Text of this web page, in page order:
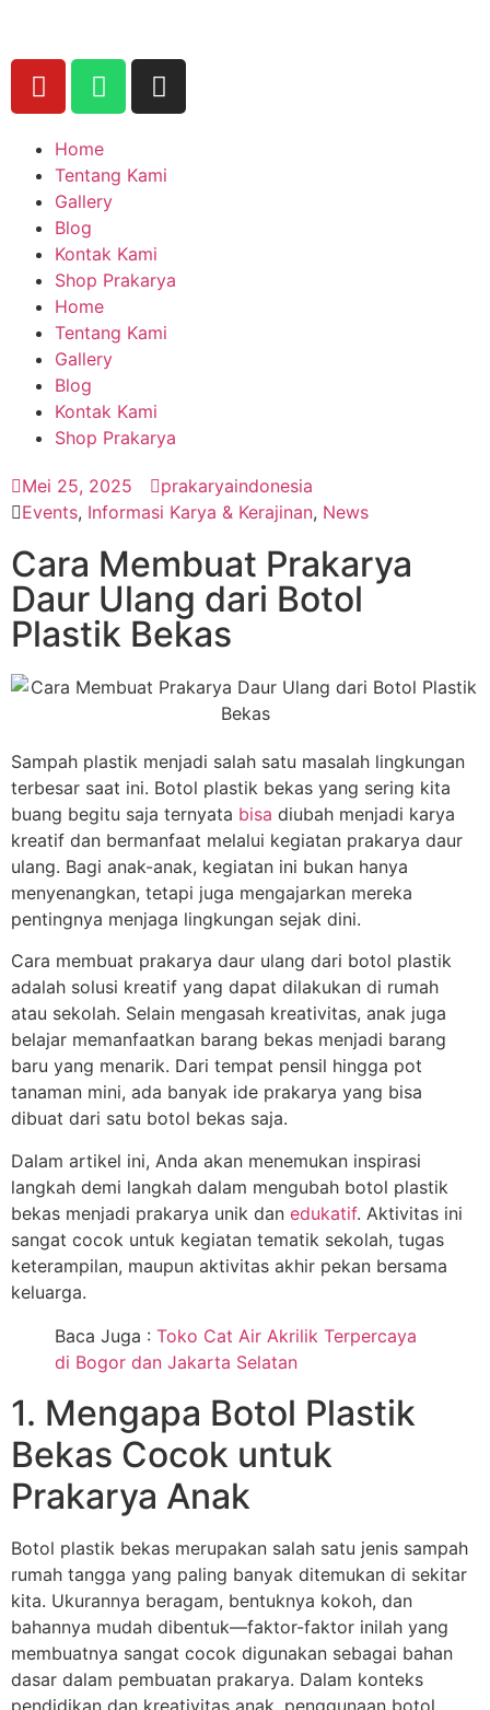
Home
Tentang Kami
Gallery
Blog
Kontak Kami
Shop Prakarya
Home
Tentang Kami
Gallery
Blog
Kontak Kami
Shop Prakarya
Mei 25, 2025
prakaryaindonesia
Events, Informasi Karya & Kerajinan, News
Cara Membuat Prakarya
Daur Ulang dari Botol
Plastik Bekas
Sampah plastik menjadi salah satu masalah lingkungan
terbesar saat ini. Botol plastik bekas yang sering kita
buang begitu saja ternyata bisa diubah menjadi karya
kreatif dan bermanfaat melalui kegiatan prakarya daur
ulang. Bagi anak-anak, kegiatan ini bukan hanya
menyenangkan, tetapi juga mengajarkan mereka
pentingnya menjaga lingkungan sejak dini.
Cara membuat prakarya daur ulang dari botol plastik
adalah solusi kreatif yang dapat dilakukan di rumah
atau sekolah. Selain mengasah kreativitas, anak juga
belajar memanfaatkan barang bekas menjadi barang
baru yang menarik. Dari tempat pensil hingga pot
tanaman mini, ada banyak ide prakarya yang bisa
dibuat dari satu botol bekas saja.
Dalam artikel ini, Anda akan menemukan inspirasi
langkah demi langkah dalam mengubah botol plastik
bekas menjadi prakarya unik dan edukatif. Aktivitas ini
sangat cocok untuk kegiatan tematik sekolah, tugas
keterampilan, maupun aktivitas akhir pekan bersama
keluarga.
Baca Juga : Toko Cat Air Akrilik Terpercaya
di Bogor dan Jakarta Selatan
1. Mengapa Botol Plastik
Bekas Cocok untuk
Prakarya Anak
Botol plastik bekas merupakan salah satu jenis sampah
rumah tangga yang paling banyak ditemukan di sekitar
kita. Ukurannya beragam, bentuknya kokoh, dan
bahannya mudah dibentuk—faktor-faktor inilah yang
membuatnya sangat cocok digunakan sebagai bahan
dasar dalam pembuatan prakarya. Dalam konteks
pendidikan dan kreativitas anak, penggunaan botol